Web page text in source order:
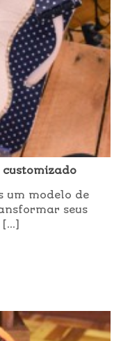
customizado
um modelo de
seus